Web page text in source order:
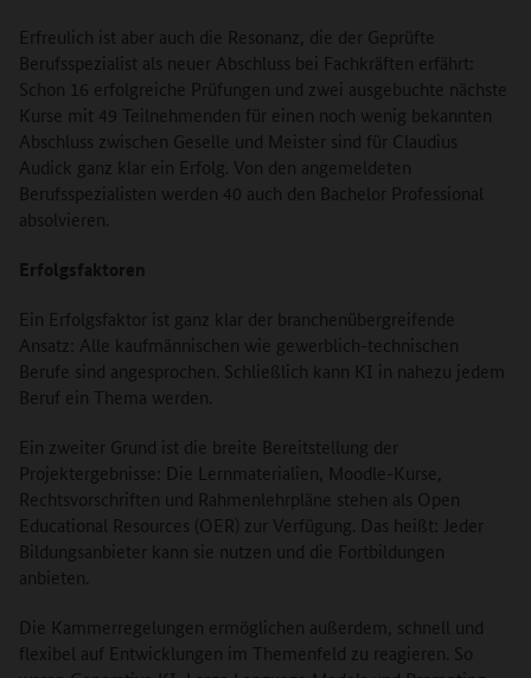
Erfreulich ist aber auch die Resonanz, die der Geprüfte
Berufsspezialist als neuer Abschluss bei Fachkräften erfährt:
Schon 16 erfolgreiche Prüfungen und zwei ausgebuchte nächste
Kurse mit 49 Teilnehmenden für einen noch wenig bekannten
Abschluss zwischen Geselle und Meister sind für Claudius
Audick ganz klar ein Erfolg. Von den angemeldeten
Berufsspezialisten werden 40 auch den Bachelor Professional
absolvieren.
Erfolgsfaktoren
Ein Erfolgsfaktor ist ganz klar der branchenübergreifende
Ansatz: Alle kaufmännischen wie gewerblich-technischen
Berufe sind angesprochen. Schließlich kann KI in nahezu jedem
Beruf ein Thema werden.
Ein zweiter Grund ist die breite Bereitstellung der
Projektergebnisse: Die Lernmaterialien, Moodle-Kurse,
Rechtsvorschriften und Rahmenlehrpläne stehen als Open
Educational Resources (OER) zur Verfügung. Das heißt: Jeder
Bildungsanbieter kann sie nutzen und die Fortbildungen
anbieten.
Die Kammerregelungen ermöglichen außerdem, schnell und
flexibel auf Entwicklungen im Themenfeld zu reagieren. So